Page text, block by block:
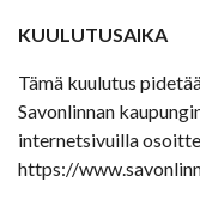
KUULUTUSAIKA
Tämä kuulutus
Savonlinnan
internetsivuilla
https://